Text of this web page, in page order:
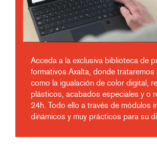
Acceda a la exclusiva biblioteca de
formativos Axalta, donde trataremos
como la igualación de color digital,
plásticos, acabados especiales y o
24h. Todo ello a través de módulos
dinámicos y muy prácticos para su